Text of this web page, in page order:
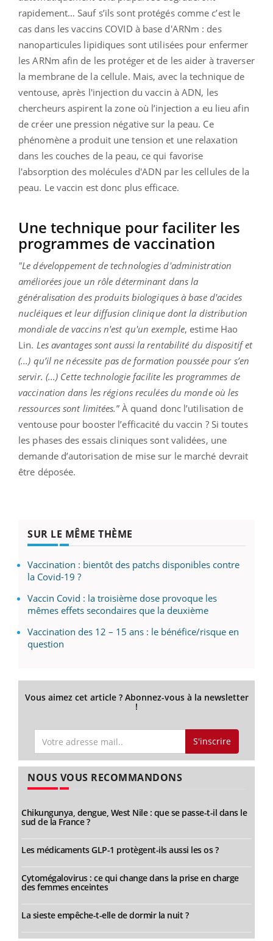
rapidement… Sauf s’ils sont protégés comme c’est le
cas dans les vaccins COVID à base d'ARNm : des
nanoparticules lipidiques sont utilisées pour enfermer
les ARNm afin de les protéger et de les aider à traverser
la membrane de la cellule. Mais, avec la technique de
ventouse, après l'injection du vaccin à ADN, les
chercheurs aspirent la zone où l’injection a eu lieu afin
de créer une pression négative sur la peau. Ce
phénomène a produit une tension et une relaxation
dans les couches de la peau, ce qui favorise
l'absorption des molécules d'ADN par les cellules de la
peau. Le vaccin est donc plus efficace.
Une technique pour faciliter les
programmes de vaccination
"Le développement de technologies d'administration
améliorées joue un rôle déterminant dans la
généralisation des produits biologiques à base d'acides
nucléiques et leur diffusion clinique dont la distribution
mondiale de vaccins n'est qu'un exemple, estime Hao
Lin. Les avantages sont aussi la rentabilité du dispositif et
(...) qu’il ne nécessite pas de formation poussée pour s’en
servir. (...) Cette technologie facilite les programmes de
vaccination dans les régions reculées du monde où les
ressources sont limitées.” À quand donc l’utilisation de
ventouse pour booster l’efficacité du vaccin ? Si toutes
les phases des essais cliniques sont validées, une
demande d’autorisation de mise sur le marché devrait
être déposée.
SUR LE MÊME THÈME
Vaccination : bientôt des patchs disponibles contre
la Covid-19 ?
Vaccin Covid : la troisième dose provoque les
mêmes effets secondaires que la deuxième
Vaccination des 12 – 15 ans : le bénéfice/risque en
question
Vous aimez cet article ? Abonnez-vous à la newsletter
!
S'inscrire
NOUS VOUS RECOMMANDONS
Chikungunya, dengue, West Nile : que se passe-t-il dans le
sud de la France ?
Les médicaments GLP-1 protègent-ils aussi les os ?
Cytomégalovirus : ce qui change dans la prise en charge
des femmes enceintes
La sieste empêche-t-elle de dormir la nuit ?